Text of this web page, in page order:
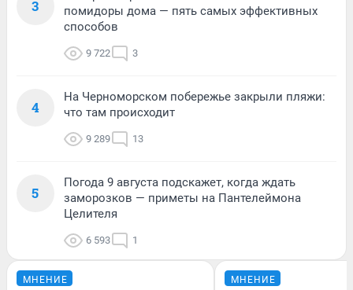
3
помидоры дома — пять самых эффективных
способов
9 722 3
4
На Черноморском побережье закрыли пляжи:
что там происходит
9 289 13
5
Погода 9 августа подскажет, когда ждать
заморозков — приметы на Пантелеймона
Целителя
6 593 1
МНЕНИЕ МНЕНИЕ